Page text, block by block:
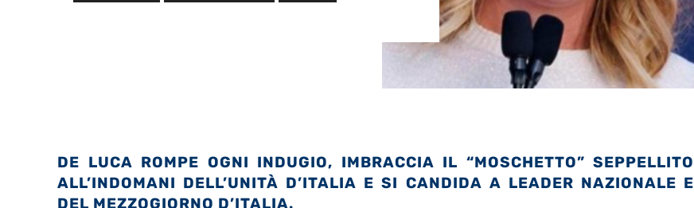
DE LUCA ROMPE OGNI INDUGIO, IMBRACCIA IL “MOSCHETTO” SEPPELLITO
ALL’INDOMANI DELL’UNITÀ D’ITALIA E SI CANDIDA A LEADER NAZIONALE E
DEL MEZZOGIORNO D’ITALIA.